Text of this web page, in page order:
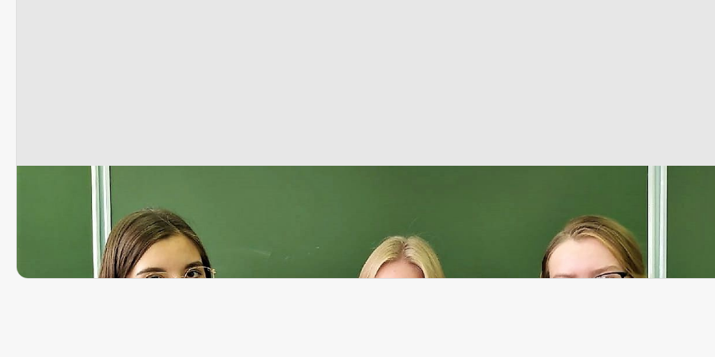
Данмала, совушки и ёжики. Удивительные мастер-классы прошли
в Демидовском колледже
9 октября 2020, 12:00